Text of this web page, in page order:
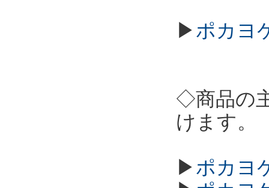
▶ポカヨ
◇商品の
けます。
▶ポカヨ